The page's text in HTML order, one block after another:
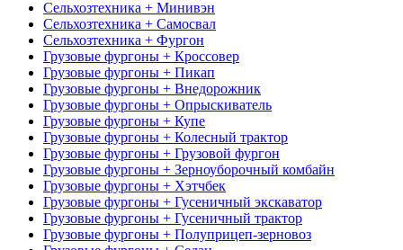
Сельхозтехника + Минивэн
Сельхозтехника + Самосвал
Сельхозтехника + Фургон
Грузовые фургоны + Кроссовер
Грузовые фургоны + Пикап
Грузовые фургоны + Внедорожник
Грузовые фургоны + Опрыскиватель
Грузовые фургоны + Купе
Грузовые фургоны + Колесный трактор
Грузовые фургоны + Грузовой фургон
Грузовые фургоны + Зерноуборочный комбайн
Грузовые фургоны + Хэтчбек
Грузовые фургоны + Гусеничный экскаватор
Грузовые фургоны + Гусеничный трактор
Грузовые фургоны + Полуприцеп-зерновоз